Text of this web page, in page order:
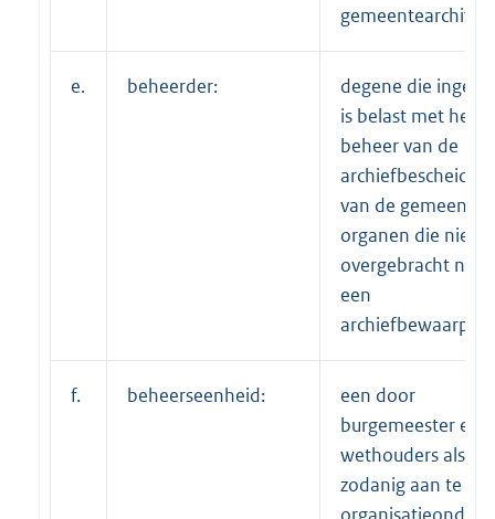
e. beheerder:
degene die
is belast met het
beheer van de
archiefbescheiden
van de
organen die niet
overgebracht naar
een
f. beheerseenheid:
een door
burgemeester en
wethouders als
zodanig aan te